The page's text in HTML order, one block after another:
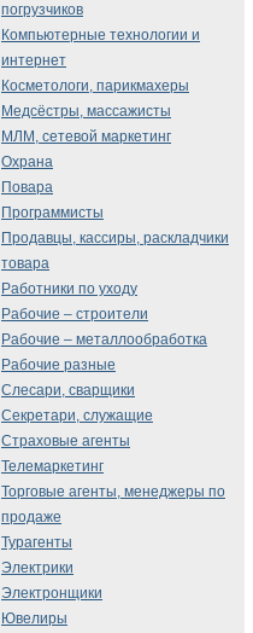
погрузчиков
Компьютерные технологии и
интернет
Косметологи, парикмахеры
Медсёстры, массажисты
МЛМ, сетевой маркетинг
Охрана
Повара
Программисты
Продавцы, кассиры, раскладчики
товара
Работники по уходу
Рабочие – строители
Рабочие – металлообработка
Рабочие разные
Слесари, сварщики
Секретари, служащие
Страховые агенты
Телемаркетинг
Торговые агенты, менеджеры по
продаже
Турагенты
Электрики
Электронщики
Ювелиры